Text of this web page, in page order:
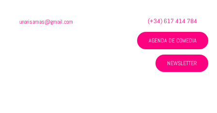
unarisamas@gmail.com (+34) 617 414 784
AGENDA DE COMEDIA
NEWSLETTER